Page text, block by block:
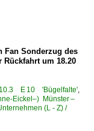
Fan Sonderzug des
Rückfahrt um 18.20
E 10 'Bügelfalte',
Eickel–) Münster –
(L - Z) /